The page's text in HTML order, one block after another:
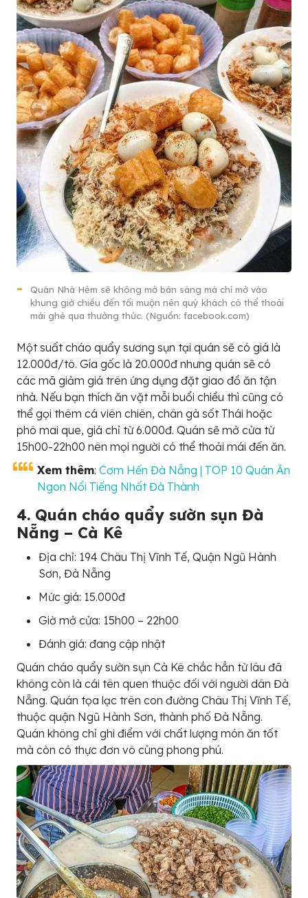
Quán Nhà Hẻm sẽ không mở bán sáng mà chỉ mở vào
khung giờ chiều đến tối muộn nên quý khách có thể thoải
mái ghé qua thưởng thức. (Nguồn: facebook.com)
Một suất cháo quẩy sương sụn tại quán sẽ có giá là
12.000đ/tô. Gía gốc là 20.000đ nhưng quán sẽ có
các mã giảm giá trên ứng dụng đặt giao đồ ăn tận
nhà. Nếu bạn thích ăn vặt mỗi buổi chiều thì cũng có
thể gọi thêm cá viên chiên, chân gà sốt Thái hoặc
phô mai que, giá chỉ từ 6.000đ. Quán sẽ mở cửa từ
15h00-22h00 nên mọi người có thể thoải mái đến ăn.
Xem thêm: Cơm Hến Đà Nẵng | TOP 10 Quán Ăn
Ngon Nổi Tiếng Nhất Đà Thành
4. Quán cháo quẩy sườn sụn Đà
Nẵng – Cà Kê
Địa chỉ: 194 Châu Thị Vĩnh Tế, Quận Ngũ Hành
Sơn, Đà Nẵng
Mức giá: 15.000đ
Giờ mở cửa: 15h00 – 22h00
Đánh giá: đang cập nhật
Quán cháo quẩy sườn sụn Cà Kê chắc hẳn từ lâu đã
không còn là cái tên quen thuộc đối với người dân Đà
Nẵng. Quán tọa lạc trên con đường Châu Thị Vĩnh Tế,
thuộc quận Ngũ Hành Sơn, thành phố Đà Nẵng.
Quán không chỉ ghi điểm với chất lượng món ăn tốt
mà còn có thực đơn vô cùng phong phú.